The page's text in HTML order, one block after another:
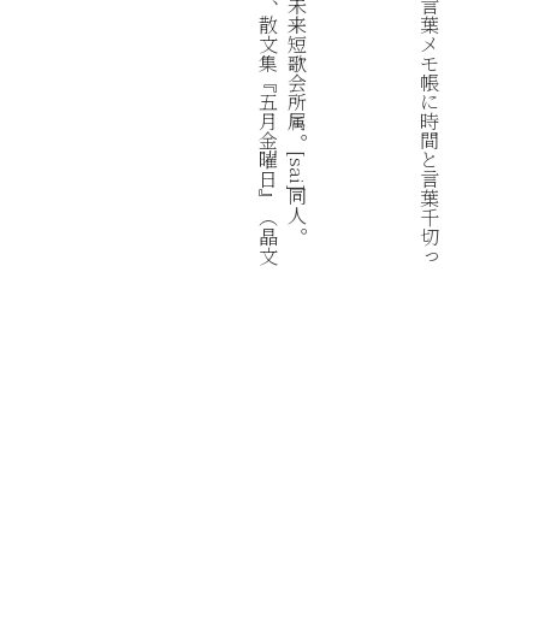
言
葉
メ
モ
帳
に
時
間
と
言
葉
千
切
っ
未
来
短
歌
会
所
属。
[sai]
同
人。
散
文
集
﹃
五
月
金
曜
日
﹄
︵
晶
文